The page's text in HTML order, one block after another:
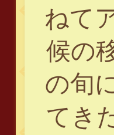
ねて
候の
の旬
てき